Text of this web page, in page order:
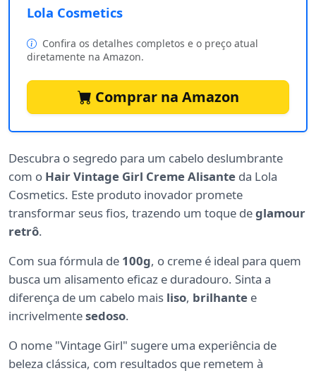
Lola Cosmetics
Confira os detalhes completos e o preço atual
diretamente na Amazon.
Comprar na Amazon
Descubra o segredo para um cabelo deslumbrante
com o Hair Vintage Girl Creme Alisante da Lola
Cosmetics. Este produto inovador promete
transformar seus fios, trazendo um toque deglamour
retrô.
Com sua fórmula de 100g, o creme é ideal para quem
busca um alisamento eficaz e duradouro. Sinta a
diferença de um cabelo mais liso, brilhante e
incrivelmentesedoso.
O nome "Vintage Girl" sugere uma experiência de
beleza clássica, com resultados que remetem à